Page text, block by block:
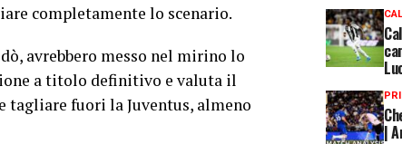
completamente lo scenario.
avrebbero messo nel mirino lo
a titolo definitivo e valuta il
tagliare fuori la Juventus, almeno
|